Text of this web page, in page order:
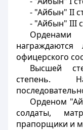
- "Айбын" II
- "Айбын" III
офицерского
Высшей
степень.
Орденом
солдаты,
прапорщики и